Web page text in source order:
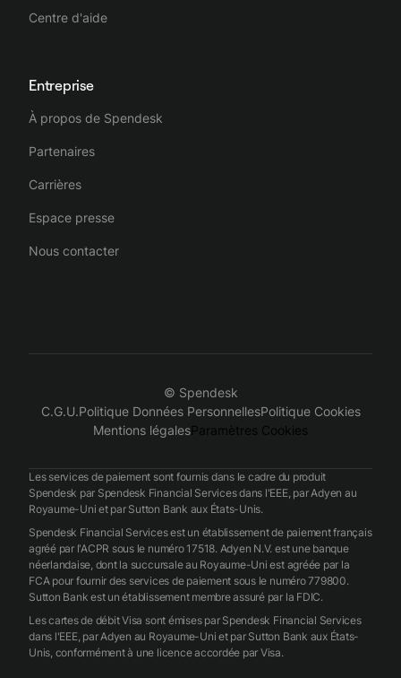
Centre d'aide
Entreprise
À propos de Spendesk
Partenaires
Carrières
Espace presse
Nous contacter
© Spendesk
C.G.U.Politique Données PersonnellesPolitique Cookies
Mentions légalesParamètres Cookies
Les services de paiement sont fournis dans le cadre du produit
Spendesk par Spendesk Financial Services dans l'EEE, par Adyen au
Royaume-Uni et par Sutton Bank aux États-Unis.
Spendesk Financial Services est un établissement de paiement français
agréé par l'ACPR sous le numéro 17518. Adyen N.V. est une banque
néerlandaise, dont la succursale au Royaume-Uni est agréée par la
FCA pour fournir des services de paiement sous le numéro 779800.
Sutton Bank est un établissement membre assuré par la FDIC.
Les cartes de débit Visa sont émises par Spendesk Financial Services
dans l'EEE, par Adyen au Royaume-Uni et par Sutton Bank aux États-
Unis, conformément à une licence accordée par Visa.